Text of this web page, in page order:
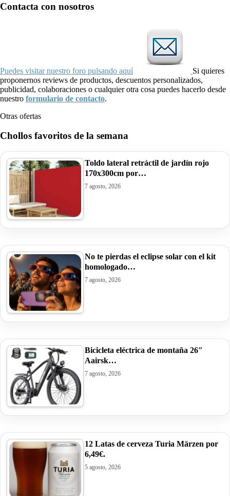
Contacta con nosotros
Puedes visitar nuestro foro pulsando aquí
Si quieres
proponernos reviews de productos, descuentos personalizados,
publicidad, colaboraciones o cualquier otra cosa puedes hacerlo desde
nuestro formulario de contacto.
Otras ofertas
Chollos favoritos de la semana
Toldo lateral retráctil de jardín rojo
170x300cm por…
7 agosto, 2026
No te pierdas el eclipse solar con el kit
homologado…
7 agosto, 2026
Bicicleta eléctrica de montaña 26″
Aairsk…
7 agosto, 2026
12 Latas de cerveza Turia Märzen por
6,49€.
5 agosto, 2026